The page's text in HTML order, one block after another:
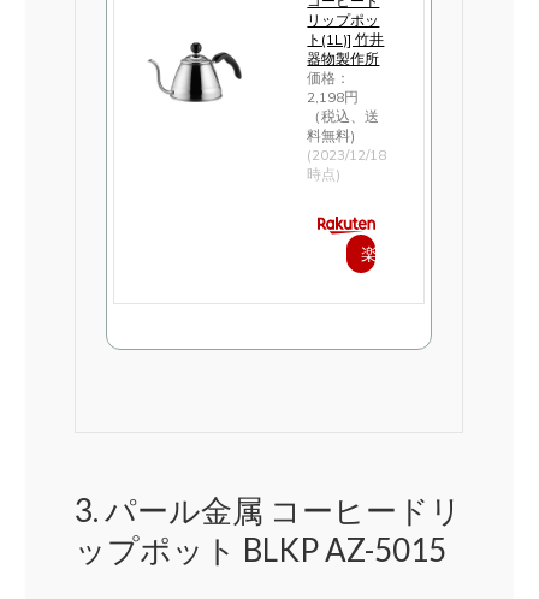
リップポッ
ト(1L)] 竹井
器物製作所
価格：
2,198円
（税込、送
料無料)
(2023/12/18
時点)
楽
3. パール金属 コーヒードリ
ップポット BLKP AZ-5015